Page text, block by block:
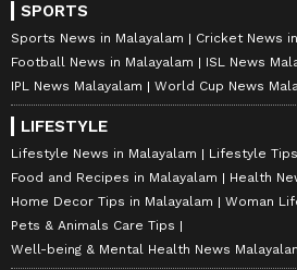
SPORTS
Sports News in Malayalam
Cricket News
Football News in Malayalam
ISL News
IPL News Malayalam
World Cup News
LIFESTYLE
Lifestyle News in Malayalam
Lifestyle
Food and Recipes in Malayalam
Health
Home Decor Tips in Malayalam
Woman
Pets & Animals Care Tips
Well-being & Mental Health News